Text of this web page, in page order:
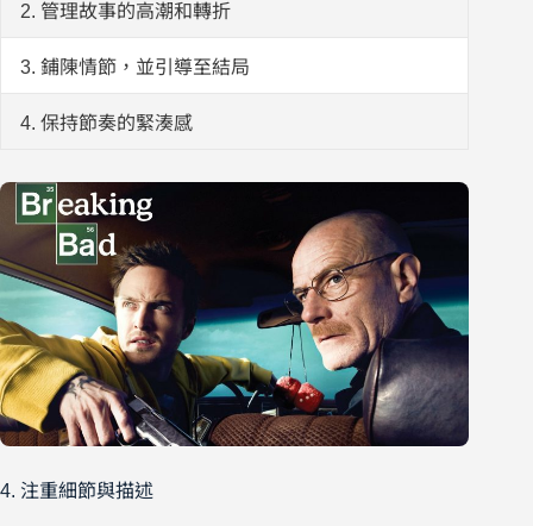
2. 管理故事的高潮和轉折
3. 鋪陳情節，並引導至結局
4. 保持節奏的緊湊感
4. 注重細節與描述